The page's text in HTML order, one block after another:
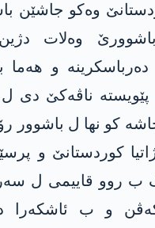
وەکو جاشێن
وەلات
و هەما
ناڤەکێ دی
کو نها ل باشوور
کوردستانێ و
ب روو قاییمی ل سەر
و ب ئاشکەرا